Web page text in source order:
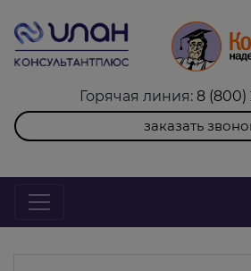
Горячая линия: 8 (800)
заказать